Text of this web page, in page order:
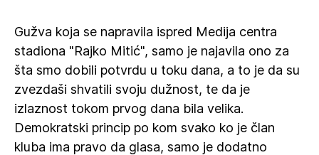
Gužva koja se napravila ispred Medija centra
stadiona "Rajko Mitić", samo je najavila ono za
šta smo dobili potvrdu u toku dana, a to je da su
zvezdaši shvatili svoju dužnost, te da je
izlaznost tokom prvog dana bila velika.
Demokratski princip po kom svako ko je član
kluba ima pravo da glasa, samo je dodatno